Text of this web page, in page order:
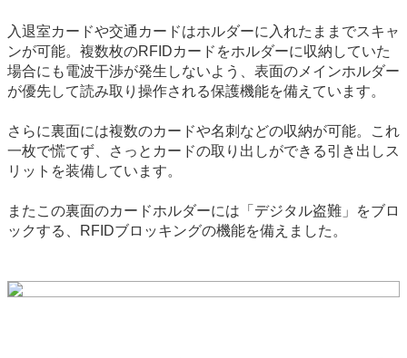
入退室カードや交通カードはホルダーに入れたままでスキャ
ンが可能。複数枚のRFIDカードをホルダーに収納していた
場合にも電波干渉が発生しないよう、表面のメインホルダー
が優先して読み取り操作される保護機能を備えています。
さらに裏面には複数のカードや名刺などの収納が可能。これ
一枚で慌てず、さっとカードの取り出しができる引き出しス
リットを装備しています。
またこの裏面のカードホルダーには「デジタル盗難」をブロ
ックする、RFIDブロッキングの機能を備えました。